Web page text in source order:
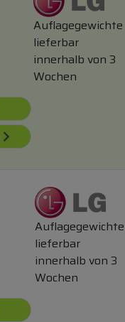
Auflagegewichte
lieferbar
innerhalb von 3
Wochen
Auflagegewichte
lieferbar
innerhalb von 3
Wochen